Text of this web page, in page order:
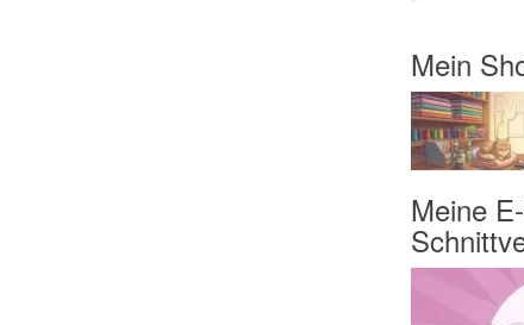
Mein
Meine